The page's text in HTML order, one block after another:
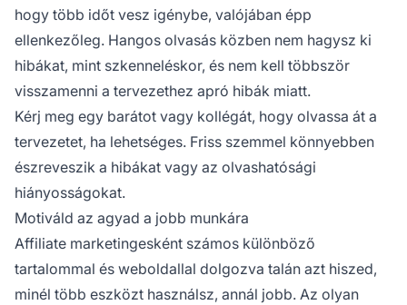
hogy több időt vesz igénybe, valójában épp
ellenkezőleg. Hangos olvasás közben nem hagysz ki
hibákat, mint szkenneléskor, és nem kell többször
visszamenni a tervezethez apró hibák miatt.
Kérj meg egy barátot vagy kollégát, hogy olvassa át a
tervezetet, ha lehetséges. Friss szemmel könnyebben
észreveszik a hibákat vagy az olvashatósági
hiányosságokat.
Motiváld az agyad a jobb munkára
Affiliate marketingesként számos különböző
tartalommal és weboldallal dolgozva talán azt hiszed,
minél több eszközt használsz, annál jobb. Az olyan